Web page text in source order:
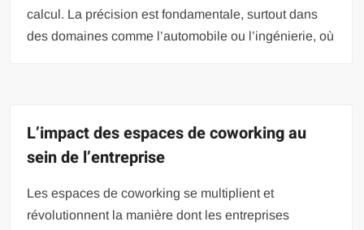
calcul. La précision est fondamentale, surtout dans
des domaines comme l’automobile ou l’ingénierie, où
L’impact des espaces de coworking au
sein de l’entreprise
Les espaces de coworking se multiplient et
révolutionnent la manière dont les entreprises